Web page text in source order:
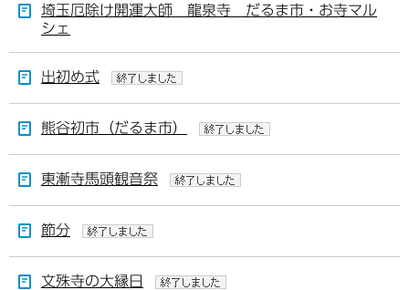
埼玉厄除け開運大師 龍泉寺 だるま市・お寺マル
シェ
出初め式
熊谷初市（だるま市）
東漸寺馬頭観音祭
節分
文殊寺の大縁日